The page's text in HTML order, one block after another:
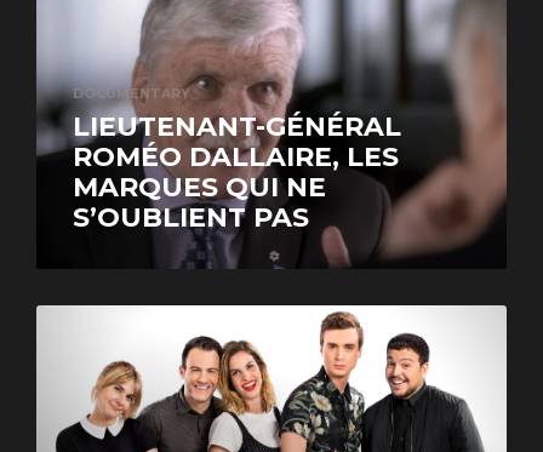
DOCUMENTARY
LIEUTENANT-GÉNÉRAL
ROMÉO DALLAIRE, LES
MARQUES QUI NE
S’OUBLIENT PAS